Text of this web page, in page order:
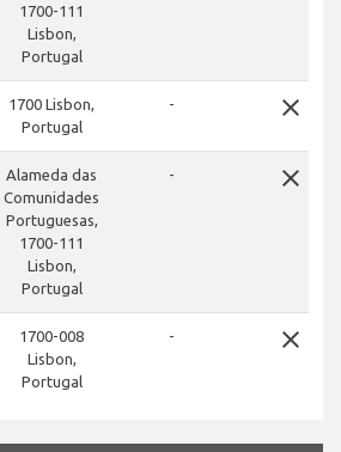
1700-111
Lisbon,
Portugal
1700 Lisbon,
Portugal
- close
Alameda das
Comunidades
Portuguesas,
1700-111
Lisbon,
Portugal
- close
1700-008
Lisbon,
Portugal
- close